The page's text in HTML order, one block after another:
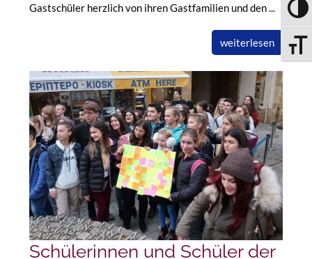
Gastschüler herzlich von ihren Gastfamilien und den ...
weiterlesen
Schülerinnen und Schüler der